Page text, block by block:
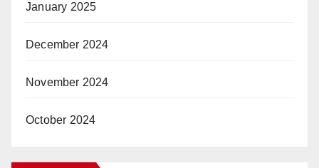
January 2025
December 2024
November 2024
October 2024